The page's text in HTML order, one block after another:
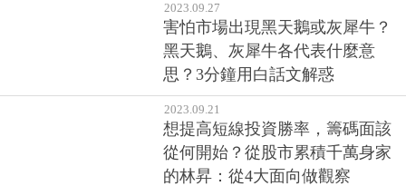
2023.09.27
害怕市場出現黑天鵝或灰犀牛？
黑天鵝、灰犀牛各代表什麼意
思？3分鐘用白話文解惑
2023.09.21
想提高短線投資勝率，籌碼面該
從何開始？從股市累積千萬身家
的林昇：從4大面向做觀察